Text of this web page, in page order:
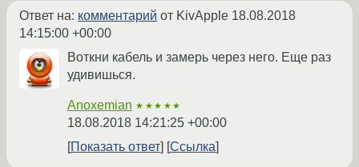
Ответ на: комментарий от KivApple 18.08.2018
14:15:00 +00:00
Воткни кабель и замерь через него. Еще раз
удивишься.
Anoxemian ★★★★★
18.08.2018 14:21:25 +00:00
Показать ответ
Ссылка